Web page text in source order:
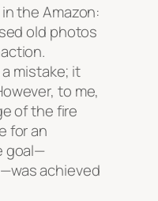
the Amazon:
old photos
mistake; it
to me,
of the fire
for an
goal—
achieved